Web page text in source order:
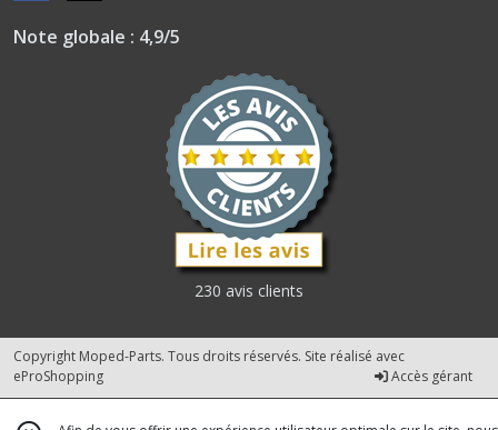
Note globale : 4,9/5
230 avis clients
Copyright Moped-Parts. Tous droits réservés. Site réalisé avec
eProShopping
Accès gérant